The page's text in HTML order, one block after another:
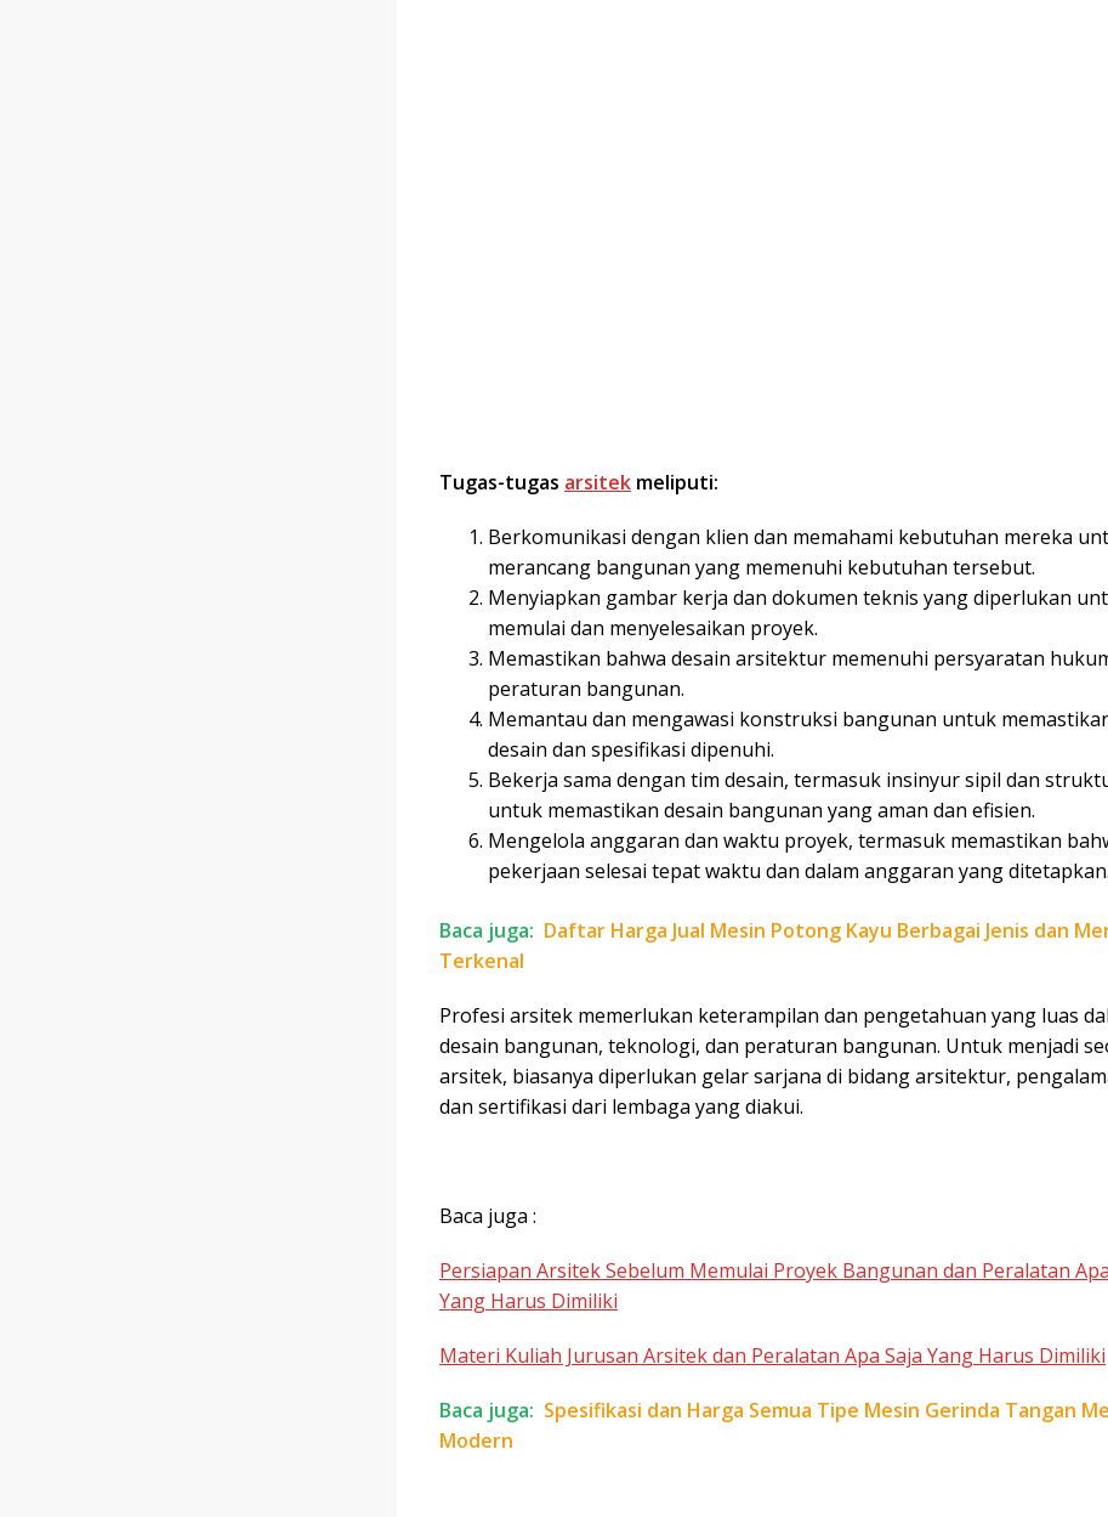
Tugas-tugas arsitek meliputi:
Berkomunikasi dengan klien dan memahami kebutuhan mereka
merancang bangunan yang memenuhi kebutuhan tersebut.
Menyiapkan gambar kerja dan dokumen teknis yang diperlukan
memulai dan menyelesaikan proyek.
Memastikan bahwa desain arsitektur memenuhi persyaratan
peraturan bangunan.
Memantau dan mengawasi konstruksi bangunan untuk
desain dan spesifikasi dipenuhi.
Bekerja sama dengan tim desain, termasuk insinyur sipil dan
untuk memastikan desain bangunan yang aman dan efisien.
Mengelola anggaran dan waktu proyek, termasuk memastikan
pekerjaan selesai tepat waktu dan dalam anggaran yang ditetapkan.
Baca juga: Daftar Harga Jual Mesin Potong Kayu Berbagai Jenis dan
Terkenal
Profesi arsitek memerlukan keterampilan dan pengetahuan yang luas
desain bangunan, teknologi, dan peraturan bangunan. Untuk menjadi
arsitek, biasanya diperlukan gelar sarjana di bidang arsitektur,
dan sertifikasi dari lembaga yang diakui.
Baca juga :
Persiapan Arsitek Sebelum Memulai Proyek Bangunan dan Peralatan
Yang Harus Dimiliki
Materi Kuliah Jurusan Arsitek dan Peralatan Apa Saja Yang Harus Dimiliki
Baca juga: Spesifikasi dan Harga Semua Tipe Mesin Gerinda Tangan
Modern